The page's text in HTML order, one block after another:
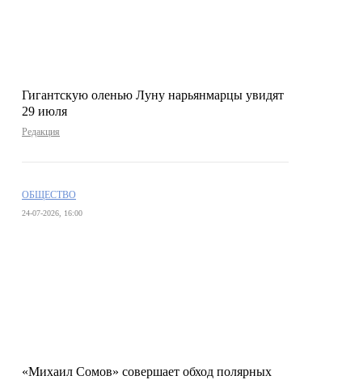
Гигантскую оленью Луну нарьянмарцы увидят
29 июля
Редакция
ОБЩЕСТВО
24-07-2026, 16:00
«Михаил Сомов» совершает обход полярных